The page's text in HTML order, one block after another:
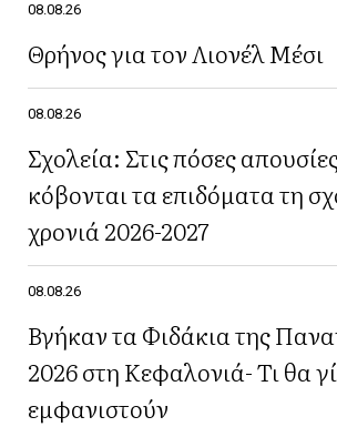
08.08.26
Θρήνος για τον Λιονέλ Μέσι
08.08.26
Σχολεία: Στις πόσες
κόβονται τα επιδόματα τη
χρονιά 2026-2027
08.08.26
Βγήκαν τα Φιδάκια της
2026 στη Κεφαλονιά- Τι θα
εμφανιστούν